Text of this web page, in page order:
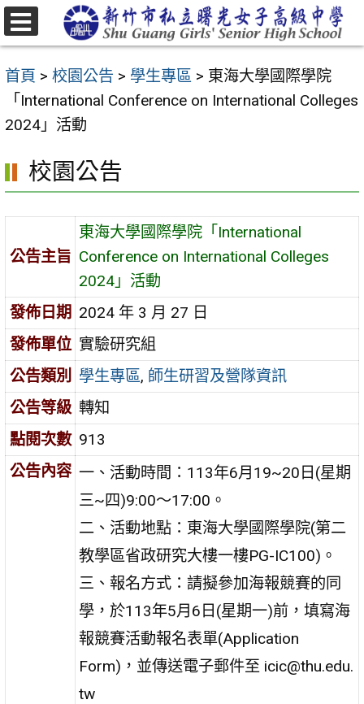
跳
至
要
容
首頁 > 校園公告 > 學生專區 > 東海大學國際學院
「International Conference on International Colleges
2024」活動
校園公告
公告主旨
東海大學國際學院「International
Conference on International Colleges
2024」活動
發佈日期 2024 年 3 月 27 日
發佈單位 實驗研究組
公告類別 學生專區, 師生研習及營隊資訊
公告等級 轉知
點閱次數 913
公告內容 一、活動時間：113年6月19~20日(星期
三~四)9:00～17:00。
二、活動地點：東海大學國際學院(第二
教學區省政研究大樓一樓PG-IC100)。
三、報名方式：請擬參加海報競賽的同
學，於113年5月6日(星期一)前，填寫海
報競賽活動報名表單(Application
Form)，並傳送電子郵件至 icic@thu.edu.
tw
選
單